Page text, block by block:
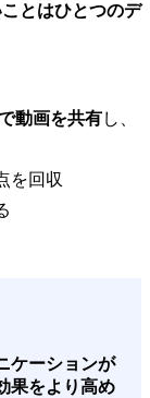
とはひとつのデ
動画を共有し、
を回収
ケーションが
果をより高め